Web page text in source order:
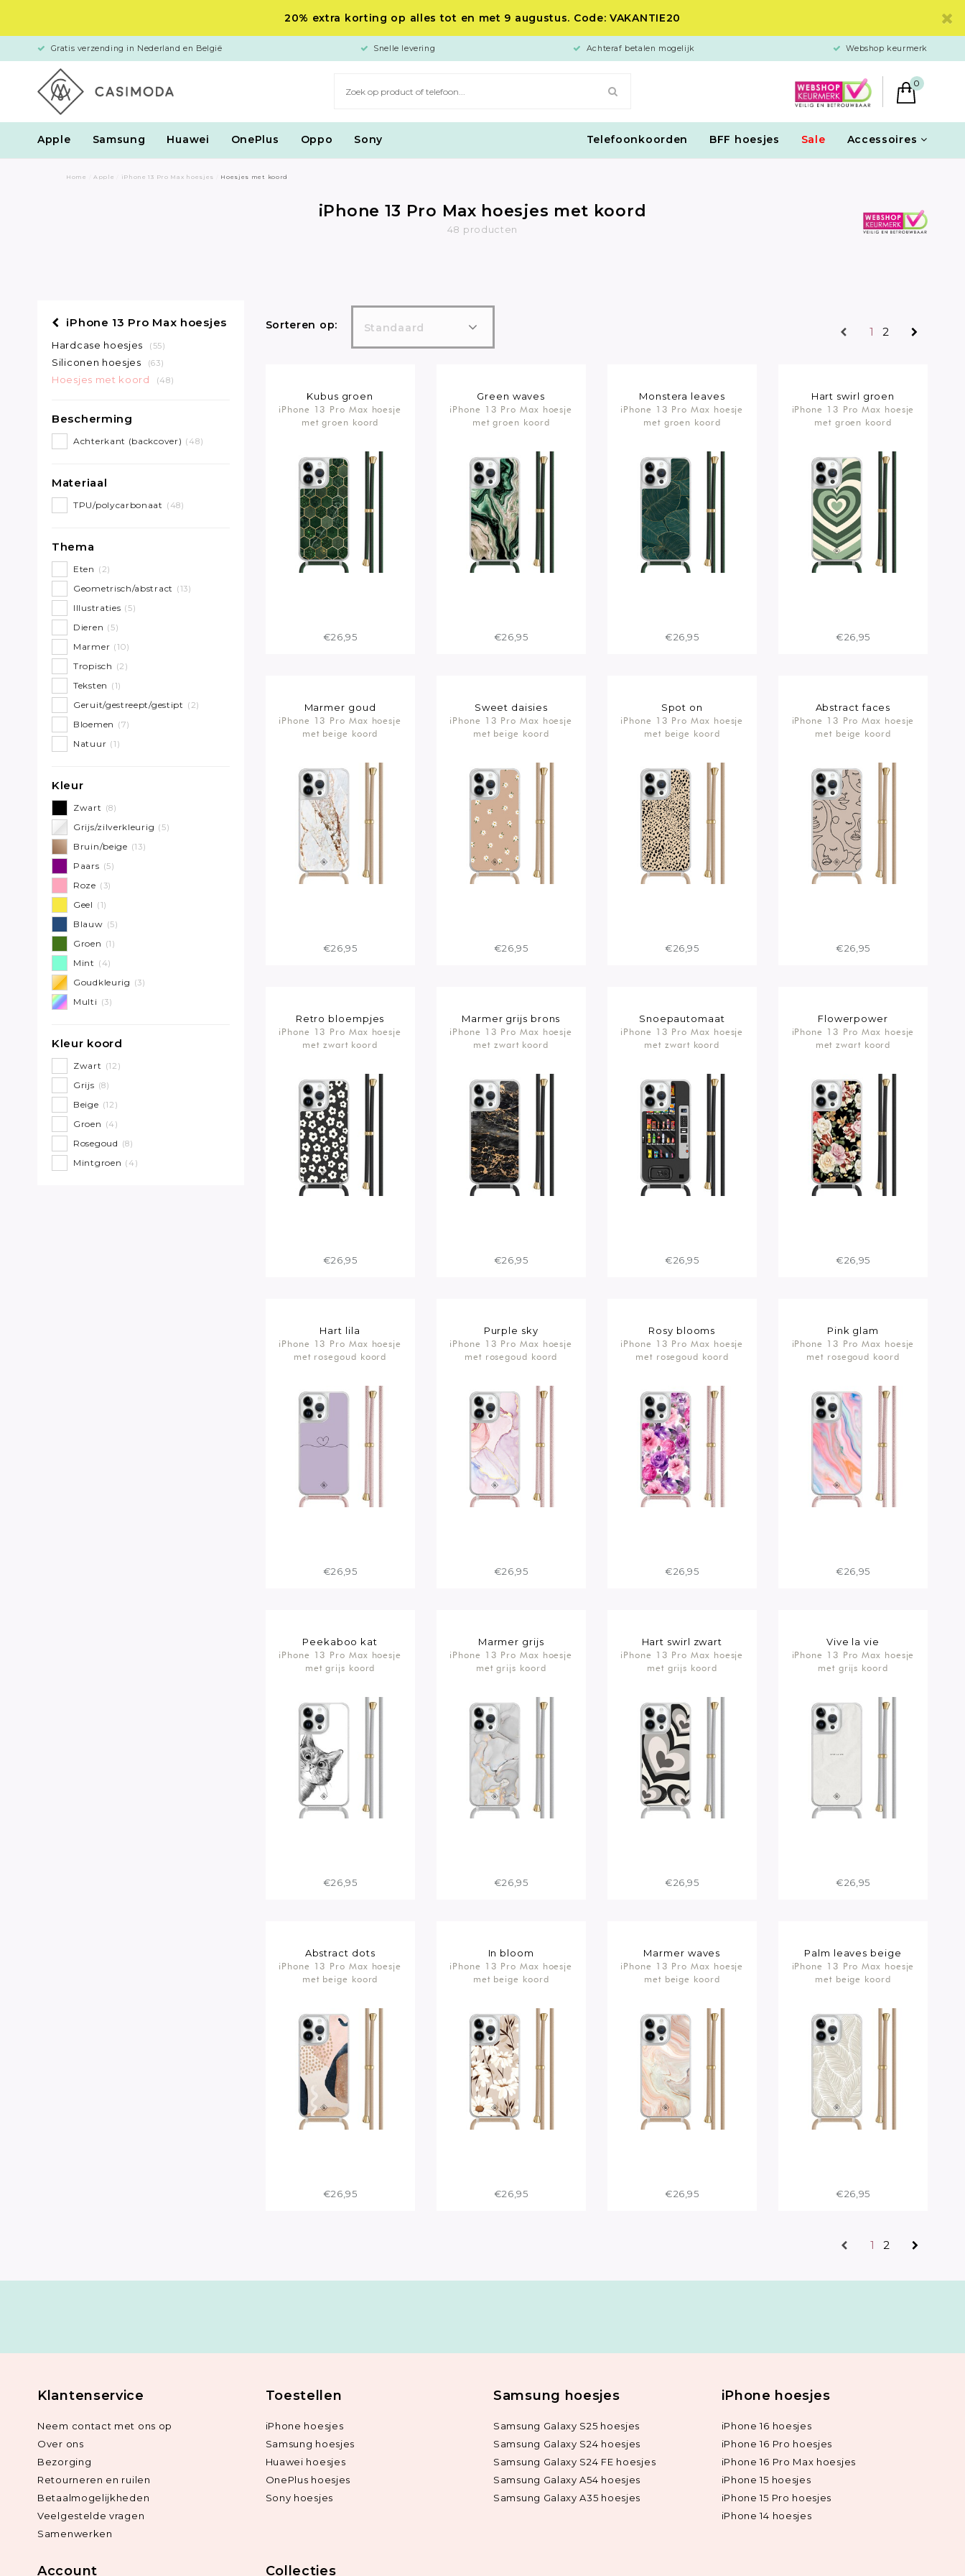
20% extra korting op alles tot en met 9 augustus. Code: VAKANTIE20
Gratis verzending in Nederland en België Snelle levering Achteraf betalen mogelijk Webshop keurmerk
0
Apple Samsung Huawei OnePlus Oppo Sony Telefoonkoorden BFF hoesjes Sale Accessoires
Home Apple iPhone 13 Pro Max hoesjes Hoesjes met koord
iPhone 13 Pro Max hoesjes met koord
48 producten
iPhone 13 Pro Max hoesjes
Hardcase hoesjes (55)
Siliconen hoesjes (63)
Hoesjes met koord (48)
Bescherming
Achterkant (backcover) (48)
Materiaal
TPU/polycarbonaat (48)
Thema
Eten (2)
Geometrisch/abstract (13)
Illustraties (5)
Dieren (5)
Marmer (10)
Tropisch (2)
Teksten (1)
Geruit/gestreept/gestipt (2)
Bloemen (7)
Natuur (1)
Kleur
Zwart (8)
Grijs/zilverkleurig (5)
Bruin/beige (13)
Paars (5)
Roze (3)
Geel (1)
Blauw (5)
Groen (1)
Mint (4)
Goudkleurig (3)
Multi (3)
Kleur koord
Zwart (12)
Grijs (8)
Beige (12)
Groen (4)
Rosegoud (8)
Mintgroen (4)
Sorteren op: Standaard 1 2
Kubus groen
iPhone 13 Pro Max hoesje
met groen koord
€26,95
Green waves
iPhone 13 Pro Max hoesje
met groen koord
€26,95
Monstera leaves
iPhone 13 Pro Max hoesje
met groen koord
€26,95
Hart swirl groen
iPhone 13 Pro Max hoesje
met groen koord
€26,95
Marmer goud
iPhone 13 Pro Max hoesje
met beige koord
€26,95
Sweet daisies
iPhone 13 Pro Max hoesje
met beige koord
€26,95
Spot on
iPhone 13 Pro Max hoesje
met beige koord
€26,95
Abstract faces
iPhone 13 Pro Max hoesje
met beige koord
€26,95
Retro bloempjes
iPhone 13 Pro Max hoesje
met zwart koord
€26,95
Marmer grijs brons
iPhone 13 Pro Max hoesje
met zwart koord
€26,95
Snoepautomaat
iPhone 13 Pro Max hoesje
met zwart koord
€26,95
Flowerpower
iPhone 13 Pro Max hoesje
met zwart koord
€26,95
Hart lila
iPhone 13 Pro Max hoesje
met rosegoud koord
€26,95
Purple sky
iPhone 13 Pro Max hoesje
met rosegoud koord
€26,95
Rosy blooms
iPhone 13 Pro Max hoesje
met rosegoud koord
€26,95
Pink glam
iPhone 13 Pro Max hoesje
met rosegoud koord
€26,95
Peekaboo kat
iPhone 13 Pro Max hoesje
met grijs koord
€26,95
Marmer grijs
iPhone 13 Pro Max hoesje
met grijs koord
€26,95
Hart swirl zwart
iPhone 13 Pro Max hoesje
met grijs koord
€26,95
Vive la vie
iPhone 13 Pro Max hoesje
met grijs koord
€26,95
Abstract dots
iPhone 13 Pro Max hoesje
met beige koord
€26,95
In bloom
iPhone 13 Pro Max hoesje
met beige koord
€26,95
Marmer waves
iPhone 13 Pro Max hoesje
met beige koord
€26,95
Palm leaves beige
iPhone 13 Pro Max hoesje
met beige koord
€26,95
1 2
Klantenservice
Neem contact met ons op
Over ons
Bezorging
Retourneren en ruilen
Betaalmogelijkheden
Veelgestelde vragen
Samenwerken
Toestellen
iPhone hoesjes
Samsung hoesjes
Huawei hoesjes
OnePlus hoesjes
Sony hoesjes
Samsung hoesjes
Samsung Galaxy S25 hoesjes
Samsung Galaxy S24 hoesjes
Samsung Galaxy S24 FE hoesjes
Samsung Galaxy A54 hoesjes
Samsung Galaxy A35 hoesjes
iPhone hoesjes
iPhone 16 hoesjes
iPhone 16 Pro hoesjes
iPhone 16 Pro Max hoesjes
iPhone 15 hoesjes
iPhone 15 Pro hoesjes
iPhone 14 hoesjes
Account Collecties